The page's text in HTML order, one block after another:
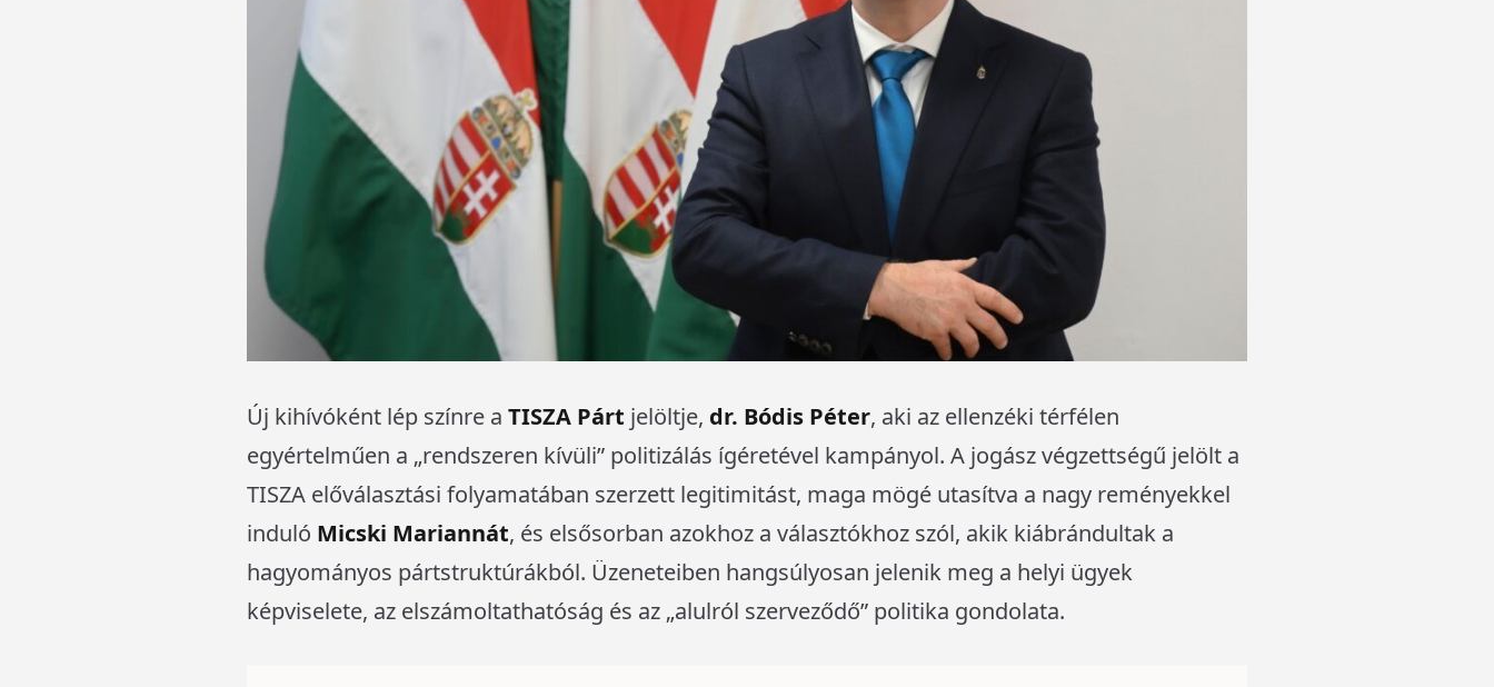
Új kihívóként lép színre a TISZA Párt jelöltje, dr. Bódis Péter, aki az ellenzéki térfélen
egyértelműen a „rendszeren kívüli” politizálás ígéretével kampányol. A jogász végzettségű jelölt a
TISZA előválasztási folyamatában szerzett legitimitást, maga mögé utasítva a nagy reményekkel
induló Micski Mariannát, és elsősorban azokhoz a választókhoz szól, akik kiábrándultak a
hagyományos pártstruktúrákból. Üzeneteiben hangsúlyosan jelenik meg a helyi ügyek
képviselete, az elszámoltathatóság és az „alulról szerveződő” politika gondolata.